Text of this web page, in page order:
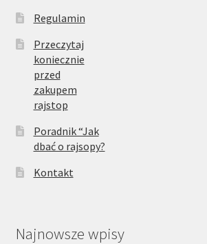
Regulamin
Przeczytaj
koniecznie
przed
zakupem
rajstop
Poradnik “Jak
dbać o rajsopy?
Kontakt
Najnowsze wpisy